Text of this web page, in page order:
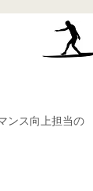
ンス向上担当の